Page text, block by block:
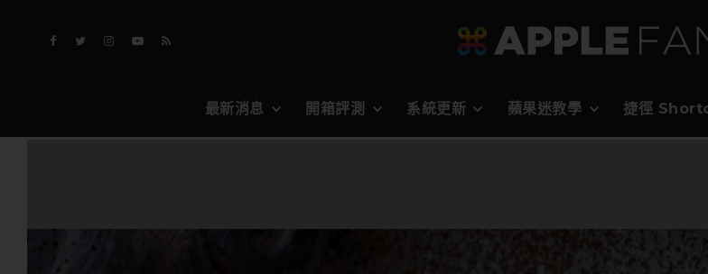
最新消息 開箱評測 系統更新 蘋果迷教學 捷徑